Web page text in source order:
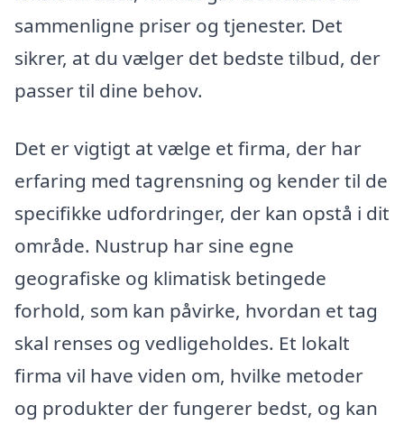
sammenligne priser og tjenester. Det
sikrer, at du vælger det bedste tilbud, der
passer til dine behov.
Det er vigtigt at vælge et firma, der har
erfaring med tagrensning og kender til de
specifikke udfordringer, der kan opstå i dit
område. Nustrup har sine egne
geografiske og klimatisk betingede
forhold, som kan påvirke, hvordan et tag
skal renses og vedligeholdes. Et lokalt
firma vil have viden om, hvilke metoder
og produkter der fungerer bedst, og kan